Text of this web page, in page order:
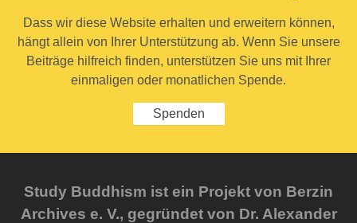
Dass wir diese Website erhalten und erweitern können,
hängt allein von Ihrer Unterstützung ab. Wenn Sie unsere
Beiträge hilfreich finden, unterstützen Sie uns mit Ihrer
einmaligen oder monatlichen Spende.
Spenden
Study Buddhism ist ein Projekt von Berzin
Archives e. V., gegründet von Dr. Alexander